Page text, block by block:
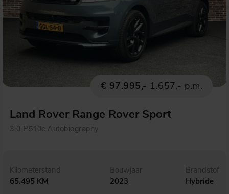
€ 97.995,- 1.657,- p.m.
Land Rover Range Rover Sport
3.0 P510e Autobiography
Kilometerstand
65.495 KM
Bouwjaar
2023
Brandstof
Hybride